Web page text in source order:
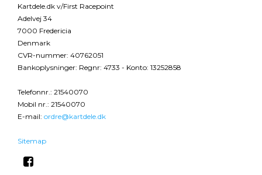
Kartdele.dk v/First Racepoint
Adelvej 34
7000 Fredericia
Denmark
CVR-nummer: 40762051
Bankoplysninger: Regnr: 4733 - Konto: 13252858
Telefonnr.: 21540070
Mobil nr.: 21540070
E-mail: ordre@kartdele.dk
Sitemap